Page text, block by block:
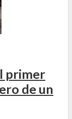
primer
de un